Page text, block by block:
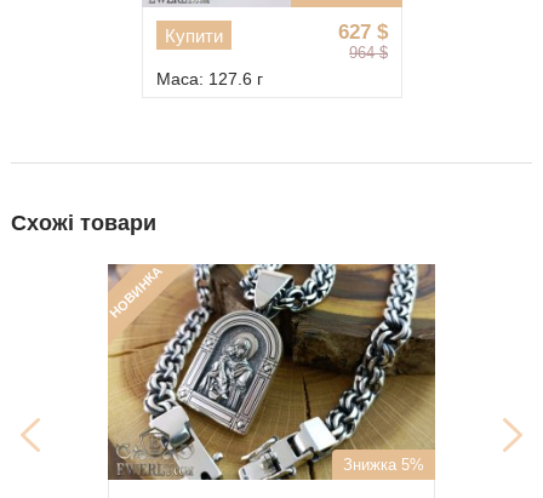
627 $
964 $
Купити
Маса: 127.6 г
Схожі товари
НОВИНКА
Знижка 5%